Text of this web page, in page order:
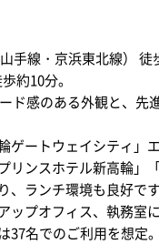
手線・京浜東北線）
約10分。
ド感のある外観と、
ゲートウェイシティ」
リンスホテル新高輪」
、ランチ環境も良好です
ップオフィス、執務室
37名でのご利用を想定。